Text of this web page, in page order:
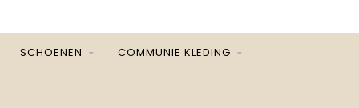
SCHOENEN COMMUNIE KLEDING